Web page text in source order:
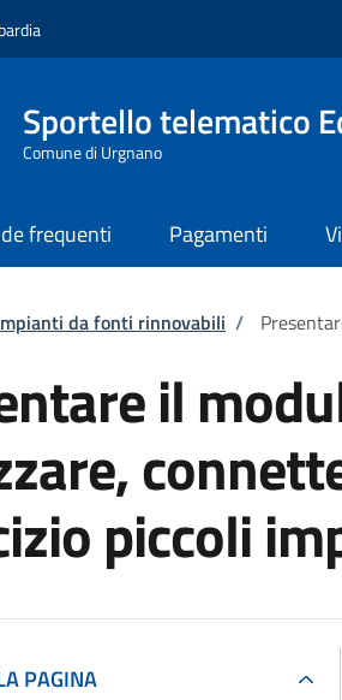
Sportello telematico
Comune di Urgnano
frequenti Pagamenti
di pane
da fonti rinnovabili /
il
piccoli
PAGINA